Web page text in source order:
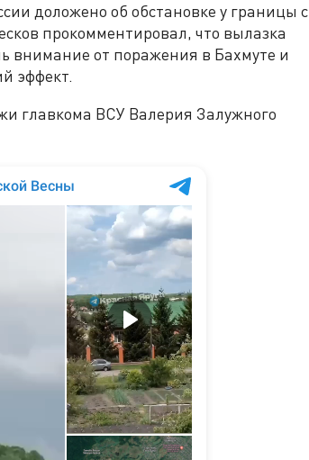
доложено об обстановке у границы с
прокомментировал, что вылазка
внимание от поражения в Бахмуте и
эффект.
главкома ВСУ Валерия Залужного